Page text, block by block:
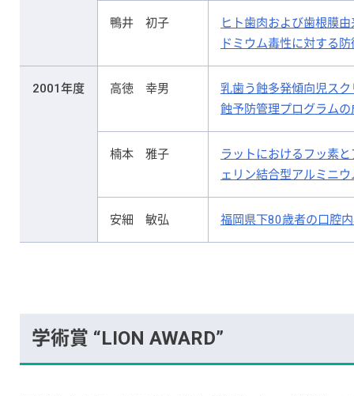
鴨井 初子
ヒト歯肉および歯根膜
ドミウム毒性に対する
2001年度 高徳 幸男
乳歯う蝕多発傾向児ス
蝕予防管理プログラムの
楠本 雅子
ラットにおけるフッ素
ェリン結合型アルミニ
安細 敏弘 福岡県下80歳者の口腔
学術賞 “LION AWARD”